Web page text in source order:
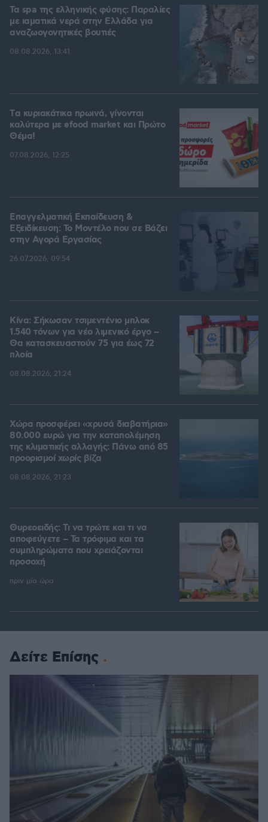
Τα spa της ελληνικής φύσης: Παραλίες
με ιαματικά νερά στην Ελλάδα για
αναζωογονητικές βουτιές
08.08.2026, 13:41
Tα κυριακάτικα πρωινά, γίνονται
καλύτερα με efood market και Πρώτο
Θέμα!
07.08.2026, 12:25
Επαγγελματική Εκπαίδευση &
Εξειδίκευση: Το Mοντέλο που σε Bάζει
στην Aγορά Eργασίας
26.07.2026, 09:54
Κίνα: Σήκωσαν τσιμεντένιο μπλοκ
1.540 τόνων για νέο λιμενικό έργο –
Θα κατασκευαστούν 75 για έως 72
πλοία
08.08.2026, 21:24
Χώρα προσφέρει «χρυσά διαβατήρια»
80.000 ευρώ για την καταπολέμηση
της κλιματικής αλλαγής: Πάνω από 85
προορισμοί χωρίς βίζα
08.08.2026, 21:23
Θυρεοειδής: Τι να τρώτε και τι να
αποφεύγετε – Τα τρόφιμα και τα
συμπληρώματα που χρειάζονται
προσοχή
πριν μία ώρα
Δείτε Επίσης